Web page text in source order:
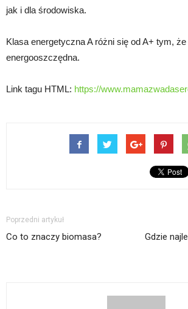
jak i dla środowiska.
Klasa energetyczna A różni się od A+ tym,
energooszczędna.
Link tagu HTML: https://
Poprzedni artykuł
Co to znaczy biomasa?
Gdzie